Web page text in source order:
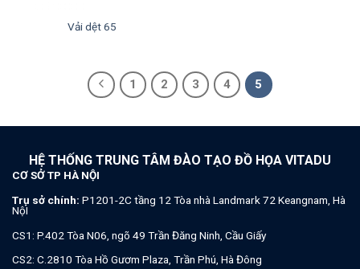
Vải dệt 65
1 2 3 4 5
HỆ THỐNG TRUNG TÂM ĐÀO TẠO ĐỒ HỌA VITADU
CƠ SỞ TP HÀ NỘI
Trụ sở chính: P1201-2C tầng 12 Tòa nhà Landmark 72 Keangnam, Hà
NộI
CS1: P.402 Tòa N06, ngõ 49 Trần Đăng Ninh, Cầu Giấy
CS2: C.2810 Tòa Hồ Gươm Plaza, Trần Phú, Hà Đông